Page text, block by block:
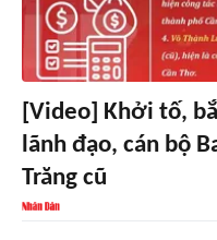
[Video] Khởi tố,
lãnh đạo, cán bộ
Trăng cũ